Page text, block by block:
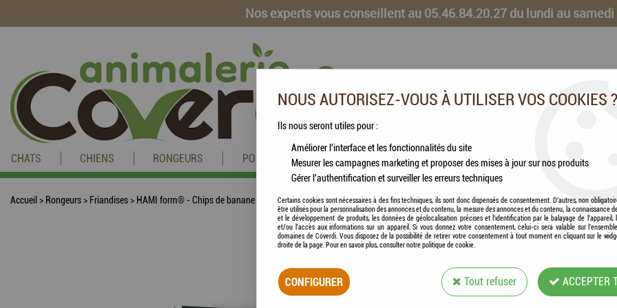
Nos experts vous conseillent au 05.46.84.20.27 du lundi au samedi
CHATS CHIENS RONGEURS POISSONS CHEVAUX VOLAILLES ANIMAUX DE LA FERME
Accueil > Rongeurs> Friandises> HAMI form® - Chips de banane
HAMI FORM® -
Soyez le premier à donner votre avis !
NOUS AUTORISEZ-VOUS À UTILISER VOS COOKIES ?
Ils nous seront utiles pour :
Améliorer l'interface et les fonctionnalités du site
Mesurer les campagnes marketing et proposer des mises à jour sur nos produits
Gérer l'authentification et surveiller les erreurs techniques
Certains cookies sont nécessaires à des fins techniques, ils sont donc dispensés de consentement. D'autres, non
être utilisés pour la personnalisation des annonces et du contenu, la mesure des annonces et du contenu, la connaissance
et le développement de produits, les données de géolocalisation précises et l'identification par le balayage de l'appareil,
et/ou l'accès aux informations sur un appareil. Si vous donnez votre consentement, celui-ci sera valable sur
domaines de Coverdi. Vous disposez de la possibilité de retirer votre consentement à tout moment en cliquant sur le
droite de la page. Pour en savoir plus, consulter notre politique de cookie.
CONFIGURER Tout refuser ACCEPTER